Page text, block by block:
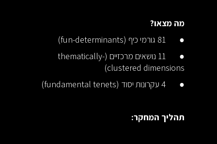
מה מצאו?
● 81 גורמי כיף (fun-determinants)
● 11 נושאים מרכזיים (thematically-
clustered dimensions)
● 4 עקרונות יסוד (fundamental tenets)
תהליך המחקר: